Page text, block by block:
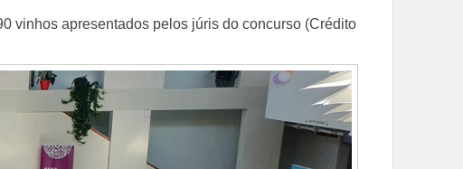
vinhos apresentados pelos júris do concurso (Crédito